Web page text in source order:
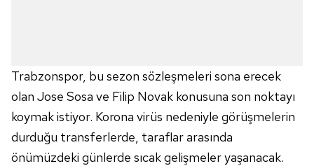
Trabzonspor, bu sezon sözleşmeleri sona erecek
olan Jose Sosa ve Filip Novak konusuna son noktayı
koymak istiyor. Korona virüs nedeniyle görüşmelerin
durduğu transferlerde, taraflar arasında
önümüzdeki günlerde sıcak gelişmeler yaşanacak.